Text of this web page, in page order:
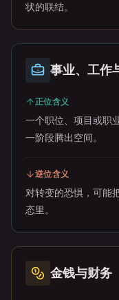
状的联结。
事业、工作
正位含义
一个职位、项目或职
一阶段腾出空间。
逆位含义
对转变的恐惧，可能
态里。
金钱与财务